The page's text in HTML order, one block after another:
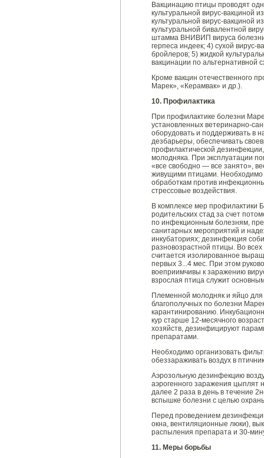
Вакцинацию птицы проводят
культуральной вирус-вакциной
культуральной вирус-вакциной
культуральной бивалентной
штамма ВНИВИП вируса
герпеса индеек; 4) сухой
бройлеров; 5) жидкой
вакцинации по альтернативной
Кроме вакцин отечественного
Марек», «Керамвак» и др.).
10. Профилактика
При профилактике болезни
установленных ветеринарно-
оборудовать и поддерживать в
дезбарьеры, обеспечивать
профилактической
молодняка. При эксплуатации
«все свободно — все занято»,
живущими птицами. Необходимо
обработкам против
стрессовые воздействия.
В комплексе мер профилактики
родительских стад за счет
по инфекционным болезням,
санитарных мероприятий и
инкубаториях; дезинфекция
разновозрастной птицы. Во
считается изолированное
первых 3...4 мес. При этом
воеприимчивы к заражению
взрослая птица служит
Племенной молодняк и яйцо
благополучных по болезни
карантинированию.
кур старше 12-месячного
хозяйств, дезинфицируют
препаратами.
Необходимо организовать
обеззараживать воздух в
Аэрозольную дезинфекцию
аэрогенного заражения цыплят
далее 2 раза в день в течение
вспышке болезни с целью
Перед проведением
окна, вентиляционные люки),
распыления препарата и 30-
11. Меры борьбы